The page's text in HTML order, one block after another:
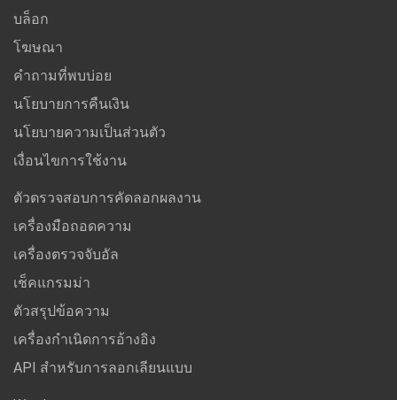
บล็อก
โฆษณา
คำถามที่พบบ่อย
นโยบายการคืนเงิน
นโยบายความเป็นส่วนตัว
เงื่อนไขการใช้งาน
ตัวตรวจสอบการคัดลอกผลงาน
เครื่องมือถอดความ
เครื่องตรวจจับอัล
เช็คแกรมม่า
ตัวสรุปข้อความ
เครื่องกำเนิดการอ้างอิง
API สำหรับการลอกเลียนแบบ